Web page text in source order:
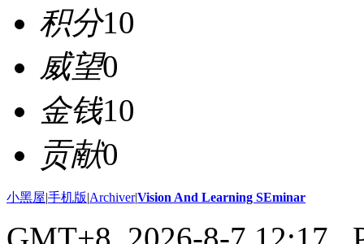
积分10
威望0
金钱10
贡献0
小黑屋|手机版|Archiver|Vision And Learning SEminar